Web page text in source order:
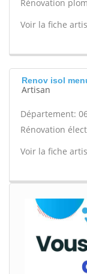
Rénovation
Voir la fiche
Renov isol
Artisan
Département:
Rénovation
Voir la fiche